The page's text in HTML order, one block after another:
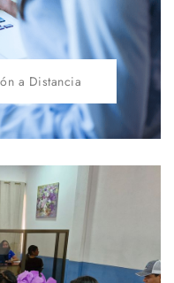
a Distancia